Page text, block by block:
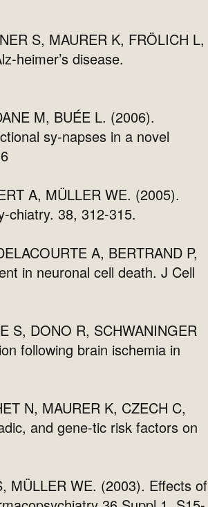
S, MAURER K, FRÖLICH L,
heimer’s disease.
M, BUÉE L. (2006).
sy-napses in a novel
A, MÜLLER WE. (2005).
chiatry. 38, 312-315.
A, BERTRAND P,
in neuronal cell death. J Cell
S, DONO R, SCHWANINGER
following brain ischemia in
N, MAURER K, CZECH C,
and gene-tic risk factors on
MÜLLER WE. (2003). Effects of